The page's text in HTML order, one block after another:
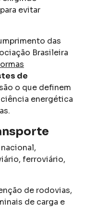
evitar
das
Brasileira
de
o que definem
energética
ferroviário,
de rodovias,
de carga e